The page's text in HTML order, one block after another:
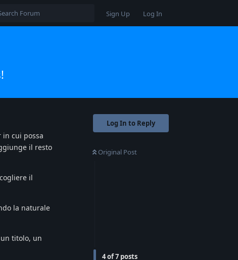
Sign Up Log In
Log In to Reply
Original Post
4of7 posts
in cui possa
il resto
il
la naturale
titolo, un